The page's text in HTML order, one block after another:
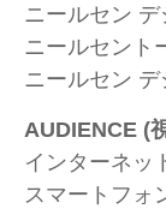
ニールセン
ニールセント
ニールセン
AUDIENCE (
インターネ
スマートフ